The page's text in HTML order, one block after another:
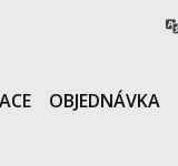
OBJEDNÁVKA